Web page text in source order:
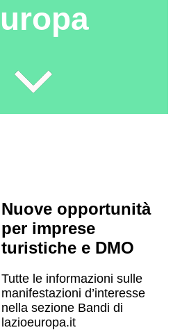
Nuove opportunità
per imprese
turistiche e DMO
Tutte le informazioni sulle
manifestazioni d’interesse
nella sezione Bandi di
lazioeuropa.it